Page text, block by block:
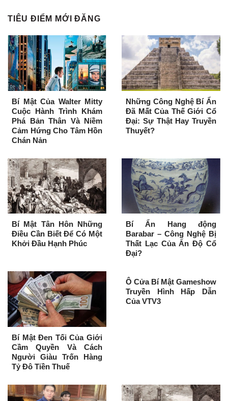
TIÊU ĐIỂM MỚI ĐĂNG
Bí Mật Của Walter Mitty
Cuộc Hành Trình Khám
Phá Bản Thân Và Niềm
Cảm Hứng Cho Tâm Hồn
Chán Nản
Những Công Nghệ Bí Ẩn
Đã Mất Của Thế Giới Cổ
Đại: Sự Thật Hay Truyền
Thuyết?
Bí Mật Tân Hôn Những
Điều Cần Biết Để Có Một
Khởi Đầu Hạnh Phúc
Bí Ẩn Hang động
Barabar – Công Nghệ Bị
Thất Lạc Của Ấn Độ Cổ
Đại?
Bí Mật Đen Tối Của Giới
Cầm Quyền Và Cách
Người Giàu Trốn Hàng
Tỷ Đô Tiền Thuế
Ô Cửa Bí Mật Gameshow
Truyền Hình Hấp Dẫn
Của VTV3